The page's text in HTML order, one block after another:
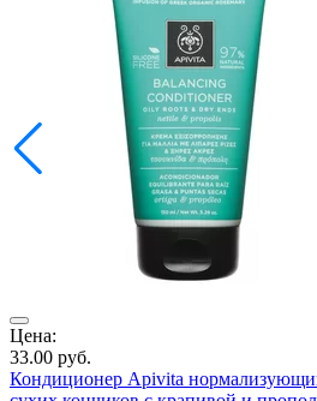
Цена:
33.00 руб.
Кондиционер Apivita